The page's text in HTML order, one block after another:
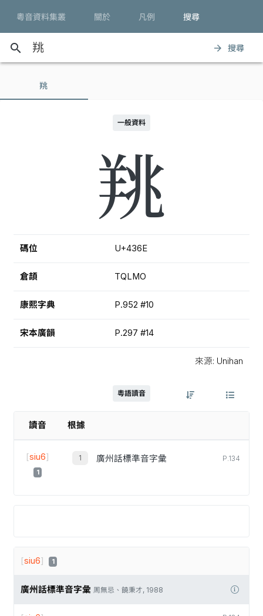
粵音資料集叢 關於 凡例 搜尋
search arrow_forward 搜尋
䍮
一般資料
䍮
碼位 U+436E
倉頡 TQLMO
康熙字典 P.952 #10
宋本廣韻 P.297 #14
來源: Unihan
粵語讀音
讀音 根據
[siu6]
1
廣州話標準音字彙 P.134
[siu6] 1
廣州話標準音字彙 周無忌、饒秉才, 1988